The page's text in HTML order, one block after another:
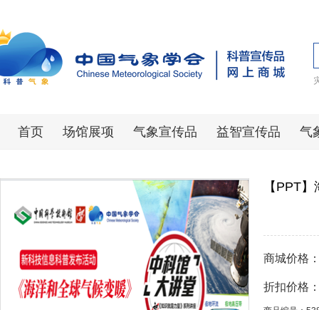
首页 场馆展项 气象宣传品 益智宣传品 气
【PPT
商城价格
折扣价格